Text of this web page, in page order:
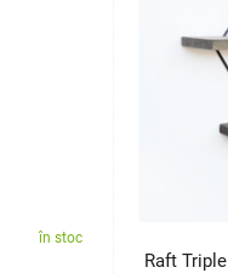
în stoc
Raft Triple